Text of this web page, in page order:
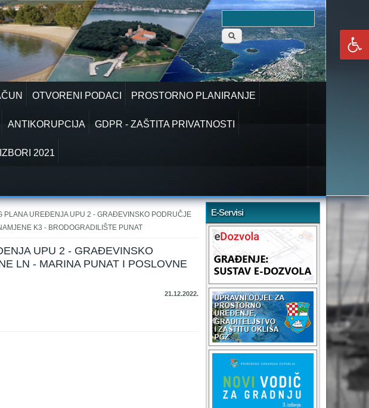
pretraživanja
Pretraga
OTVORENI PODACI PROSTORNO PLANIRANJE
ANTIKORUPCIJA GDPR - ZAŠTITA PRIVATNOSTI
2021
PLANA UREĐENJA UPU 2 - GRAĐEVINSKO PODRUČJE
K3 - BRODOGRADILIŠTE PUNAT
UPU 2 - GRAĐEVINSKO
LN - MARINA PUNAT I POSLOVNE
21.12.2022.
E-Servisi